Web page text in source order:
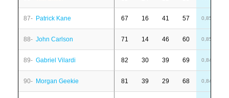
87- Patrick Kane 67 16 41 57 0,85
88- John Carlson 71 14 46 60 0,85
89- Gabriel Vilardi 82 30 39 69 0,84
90- Morgan Geekie 81 39 29 68 0,84